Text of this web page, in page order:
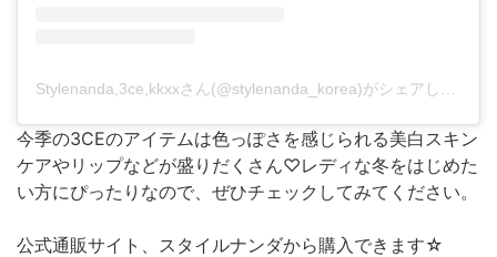
今季の3CEのアイテムは色っぽさを感じられる美白スキン
ケアやリップなどが盛りだくさん♡レディな冬をはじめた
い方にぴったりなので、ぜひチェックしてみてください。
公式通販サイト、スタイルナンダから購入できます☆